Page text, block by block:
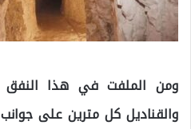
ومن الملفت في هذا النفق
والقناديل كل مترين على